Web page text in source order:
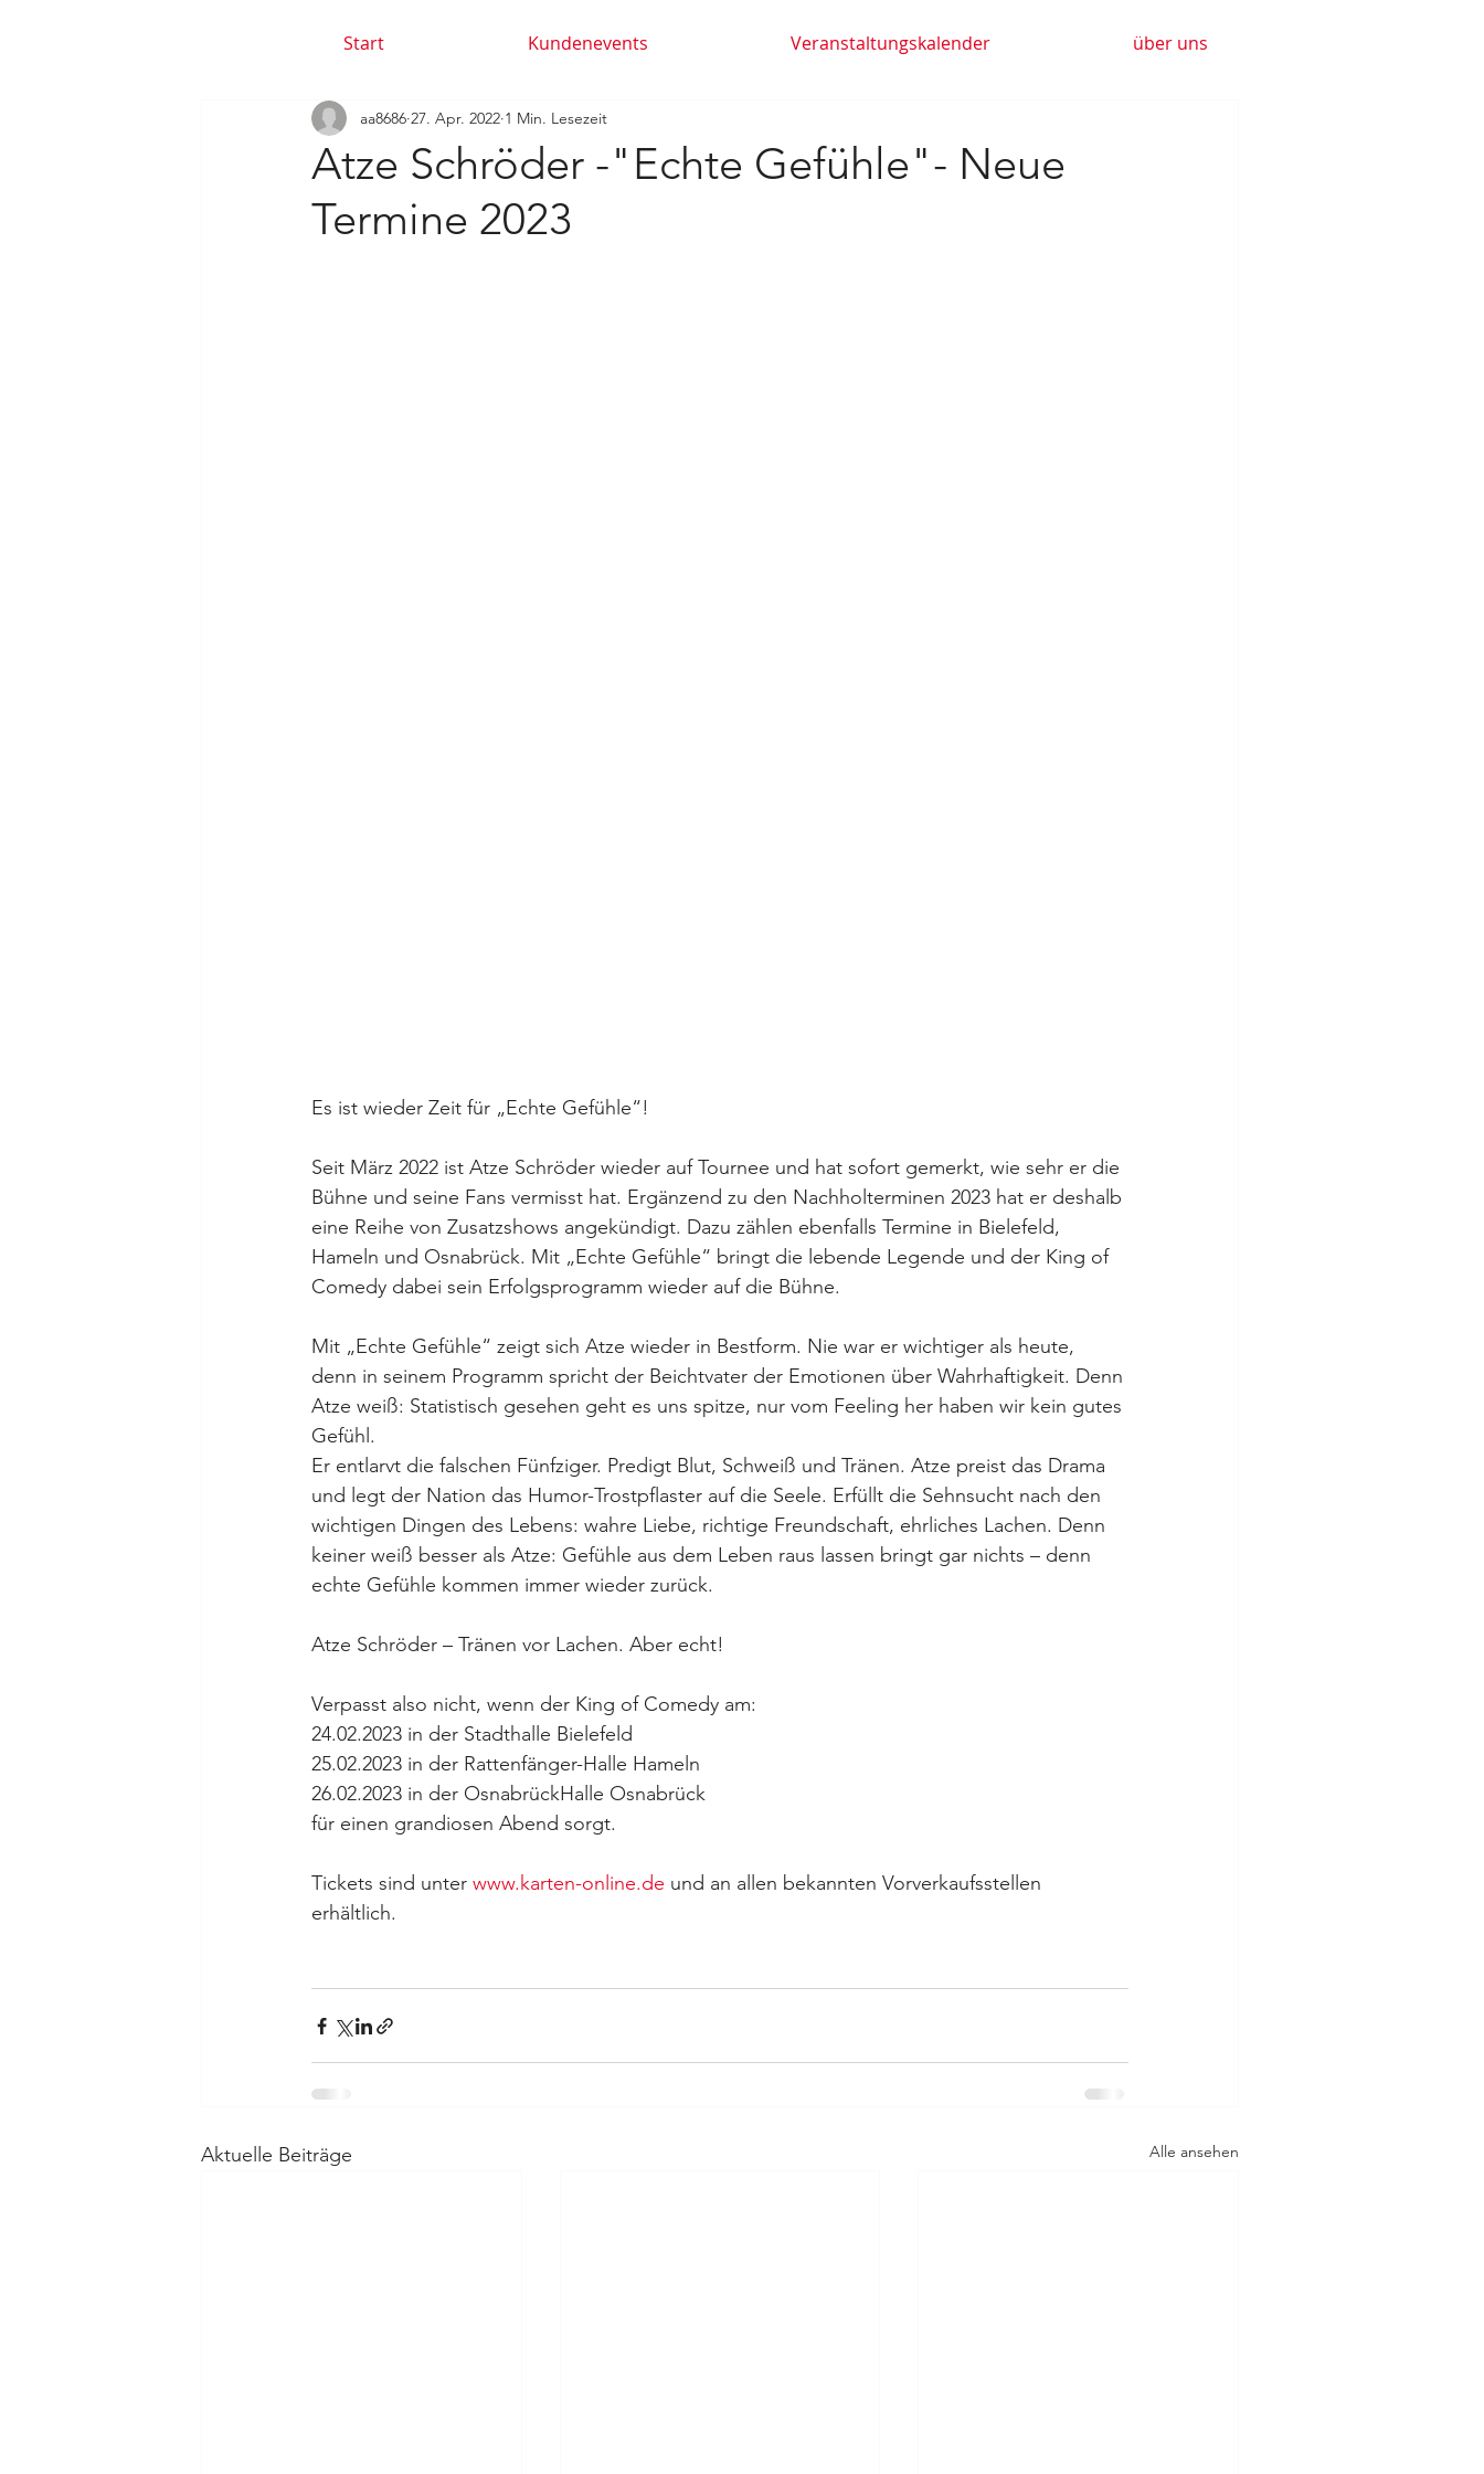
Start Kundenevents Veranstaltungskalender über uns
Atze Schröder -"Echte Gefühle"- Neue
Termine 2023
aa8686 27. Apr. 2022 1 Min. Lesezeit
Es ist wieder Zeit für „Echte Gefühle“!
Seit März 2022 ist Atze Schröder wieder auf Tournee und hat sofort gemerkt, wie sehr er die
Bühne und seine Fans vermisst hat. Ergänzend zu den Nachholterminen 2023 hat er deshalb
eine Reihe von Zusatzshows angekündigt. Dazu zählen ebenfalls Termine in Bielefeld,
Hameln und Osnabrück. Mit „Echte Gefühle“ bringt die lebende Legende und der King of
Comedy dabei sein Erfolgsprogramm wieder auf die Bühne.
Mit „Echte Gefühle“ zeigt sich Atze wieder in Bestform. Nie war er wichtiger als heute,
denn in seinem Programm spricht der Beichtvater der Emotionen über Wahrhaftigkeit. Denn
Atze weiß: Statistisch gesehen geht es uns spitze, nur vom Feeling her haben wir kein gutes
Gefühl.
Er entlarvt die falschen Fünfziger. Predigt Blut, Schweiß und Tränen. Atze preist das Drama
und legt der Nation das Humor-Trostpflaster auf die Seele. Erfüllt die Sehnsucht nach den
wichtigen Dingen des Lebens: wahre Liebe, richtige Freundschaft, ehrliches Lachen. Denn
keiner weiß besser als Atze: Gefühle aus dem Leben raus lassen bringt gar nichts – denn
echte Gefühle kommen immer wieder zurück.
Atze Schröder – Tränen vor Lachen. Aber echt!
Verpasst also nicht, wenn der King of Comedy am:
24.02.2023 in der Stadthalle Bielefeld
25.02.2023 in der Rattenfänger-Halle Hameln
26.02.2023 in der OsnabrückHalle Osnabrück
für einen grandiosen Abend sorgt.
Tickets sind unter www.karten-online.de und an allen bekannten Vorverkaufsstellen
erhältlich.
Aktuelle Beiträge Alle ansehen